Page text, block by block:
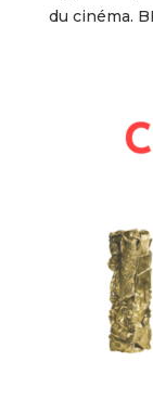
du cinéma.